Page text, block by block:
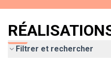
Filtrer et rechercher